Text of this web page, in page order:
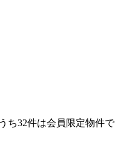
ち32件は会員限定物件で